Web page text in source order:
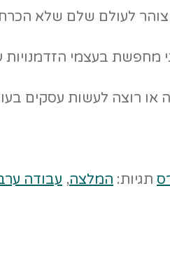
לעולם שלם שלא
מחפשת בעצמי הזדמנויות
או רוצה לעשות עסקים
תגיות: המלצה, עבודה